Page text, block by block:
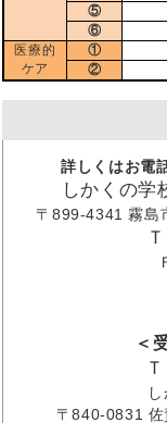
⑤
⑥
医療的
ケア
①
②
詳しくはお電
しかくの
〒899-4341 霧島
＜
〒840-0831